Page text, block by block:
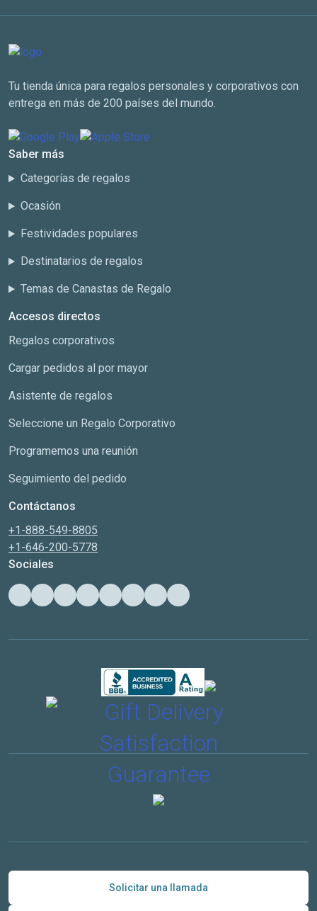
Tu tienda única para regalos personales y corporativos con
entrega en más de 200 países del mundo.
Saber más
Categorías de regalos
Ocasión
Festividades populares
Destinatarios de regalos
Temas de Canastas de Regalo
Accesos directos
Regalos corporativos
Cargar pedidos al por mayor
Asistente de regalos
Seleccione un Regalo Corporativo
Programemos una reunión
Seguimiento del pedido
Contáctanos
+1-888-549-8805
+1-646-200-5778
Sociales
Solicitar una llamada